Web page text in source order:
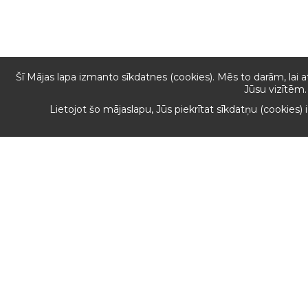
Šī Mājas lapa izmanto sīkdatnes (cookies). Mēs to darām,
Jūsu vizītēm.
Lietojot šo mājaslapu, Jūs piekrītat sīkdatņu (cookies)